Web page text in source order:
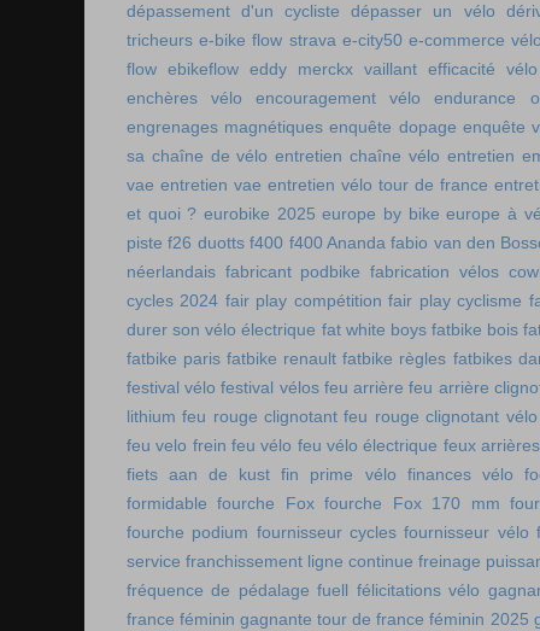
dépassement d'un cycliste
dépasser un vélo
tricheurs e-bike flow strava e-city50 e-commerce
flow ebikeflow eddy merckx vaillant efficacité vélo
enchères vélo
encouragement vélo
endurance
engrenages magnétiques enquête dopage enquête
sa chaîne de vélo entretien chaîne vélo entretien
vae entretien vae entretien vélo tour de france
et quoi ? eurobike 2025 europe by bike europe à
piste f26 duotts f400 f400 Ananda fabio van den
néerlandais fabricant podbike fabrication vélos
cycles 2024 fair play compétition fair play cyclisme
durer son vélo électrique fat white boys fatbike bois
fatbike paris fatbike renault fatbike règles fatbikes
festival vélo festival vélos feu arrière feu arrière
lithium feu rouge clignotant feu rouge clignotant vélo
feu velo frein feu vélo feu vélo électrique feux
fiets aan de kust fin prime vélo finances vélo
formidable fourche Fox fourche Fox 170 mm
fourche podium fournisseur cycles fournisseur vélo
service franchissement ligne continue freinage
fréquence de pédalage fuell félicitations vélo
france féminin gagnante tour de france féminin 2025